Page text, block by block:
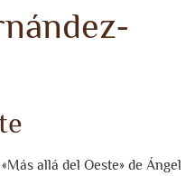
allá del Oeste» de Ángel